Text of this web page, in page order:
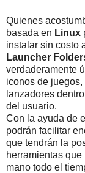
Quienes
basada en Linux
instalar sin costo
Launcher
verdaderamente
iconos de
lanzadores
del usuario.
Con la ayuda de
podrán facilitar
que tendrán la
herramientas
mano todo el